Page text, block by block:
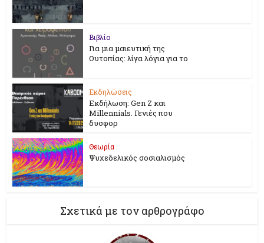
Βιβλίο
Για μια μαιευτική της
Ουτοπίας: λίγα λόγια για το
Εκδηλώσεις
Εκδήλωση: Gen Z και
Millennials. Γενιές που
δυσφορ
Θεωρία
Ψυχεδελικός σοσιαλισμός
Σχετικά με τον αρθρογράφο